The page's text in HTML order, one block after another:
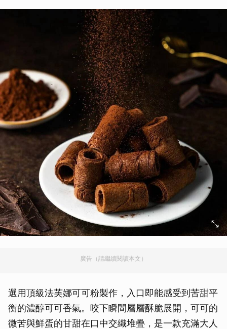
廣告（請繼續閱讀本文）
選用頂級法芙娜可可粉製作，入口即能感受到苦甜平
衡的濃醇可可香氣。咬下瞬間層層酥脆展開，可可的
微苦與鮮蛋的甘甜在口中交織堆疊，是一款充滿大人